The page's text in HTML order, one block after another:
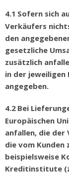
4.1 Sofern sich
Verkäufers
den
gesetzliche
zusätzlich
in der
angegeben.
4.2 Bei
Europäischen
anfallen, die der
die vom Kunden
beispielsweise
Kreditinstitute